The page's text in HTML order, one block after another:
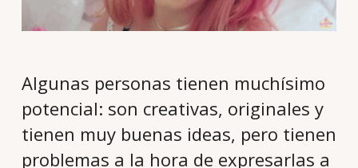
Algunas personas tienen muchísimo
potencial: son creativas, originales y
tienen muy buenas ideas, pero tienen
problemas a la hora de expresarlas a